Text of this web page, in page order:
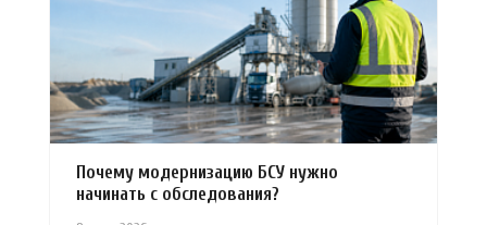
Почему модернизацию БСУ нужно
начинать с обследования?